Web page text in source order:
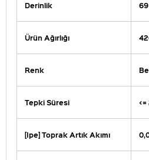
Derinlik
Ürün Ağırlığı
Renk
Tepki Süresi
[Ipe] Toprak Artık Akımı